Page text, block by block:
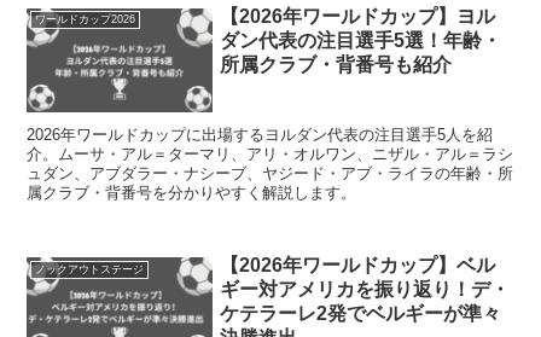
ワールドカップ2026
【2026年ワールドカップ】ヨル
ダン代表の注目選手5選！年齢・
所属クラブ・背番号も紹介
2026年ワールドカップに出場するヨルダン代表の注目選手5人を紹
介。ムーサ・アル＝ターマリ、アリ・オルワン、ニザル・アル＝ラシ
ュダン、アブダラー・ナシーブ、ヤジード・アブ・ライラの年齢・所
属クラブ・背番号を分かりやすく解説します。
ノックアウトステージ
【2026年ワールドカップ】ベル
ギー対アメリカを振り返り！デ・
ケテラーレ2発でベルギーが準々